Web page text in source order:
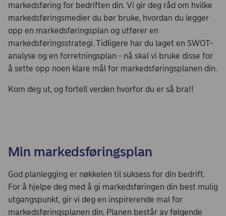
markedsføring for bedriften din. Vi gir deg råd om hvilke
markedsføringsmedier du bør bruke, hvordan du legger
opp en markedsføringsplan og utfører en
markedsføringsstrategi. Tidligere har du laget en SWOT-
analyse og en forretningsplan - nå skal vi bruke disse for
å sette opp noen klare mål for markedsføringsplanen din.
Kom deg ut, og fortell verden hvorfor du er så bra!!
Min markedsføringsplan
God planlegging er nøkkelen til suksess for din bedrift.
For å hjelpe deg med å gi markedsføringen din best mulig
utgangspunkt, gir vi deg en inspirerende mal for
markedsføringsplanen din. Planen består av følgende